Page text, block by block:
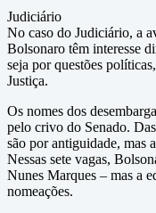
Judiciário
No caso do Judiciário, a
Bolsonaro têm interesse
seja por questões
Justiça.
Os nomes dos
pelo crivo do Senado.
são por antiguidade, mas
Nessas sete vagas,
Nunes Marques – mas a
nomeações.